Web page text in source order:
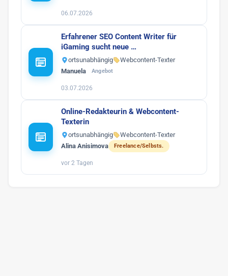
06.07.2026
Erfahrener SEO Content Writer für
iGaming sucht neue …
ortsunabhängig
Webcontent-Texter
Manuela
Angebot
03.07.2026
Online-Redakteurin & Webcontent-
Texterin
ortsunabhängig
Webcontent-Texter
Alina Anisimova
Freelance/Selbsts.
vor 2 Tagen